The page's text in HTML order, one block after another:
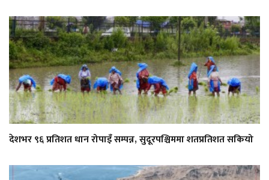
देशभर ९६ प्रतिशत धान रोपाइँ सम्पन्न, सुदूरपश्चिममा शतप्रतिशत सकियो